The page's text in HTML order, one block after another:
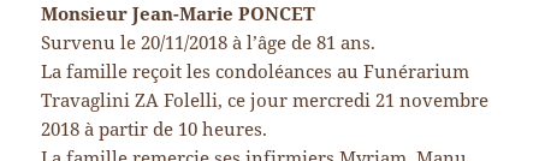
Monsieur Jean-Marie PONCET
Survenu le 20/11/2018 à l’âge de 81 ans.
La famille reçoit les condoléances au Funérarium
Travaglini ZA Folelli, ce jour mercredi 21 novembre
2018 à partir de 10 heures.